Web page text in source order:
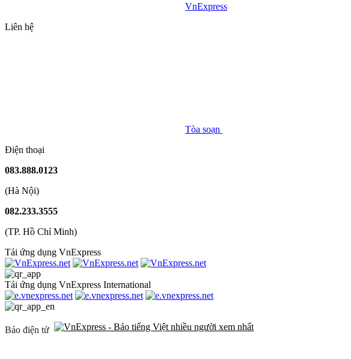
VnExpress
Liên hệ
Tòa soạn
Điện thoại
083.888.0123
(Hà Nội)
082.233.3555
(TP. Hồ Chí Minh)
Tải ứng dụng VnExpress
Tải ứng dụng VnExpress International
Báo điện tử